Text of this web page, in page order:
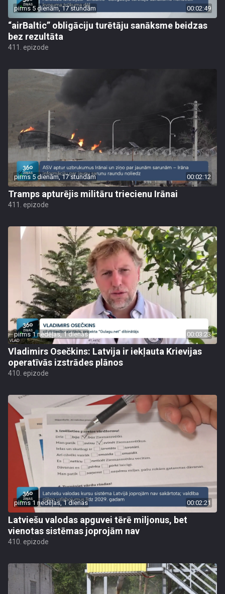
pirms 5 dienām, 17 stundām 00:02:49
“airBaltic” obligāciju turētāju sanāksme beidzas
bez rezultāta
411. epizode
pirms 5 dienām, 17 stundām 00:02:12
Tramps apturējis militāru triecienu Irānai
411. epizode
pirms 1 nedēļas, 1 dienas 00:03:23
Vladimirs Osečkins: Latvija ir iekļauta Krievijas
operatīvās izstrādes plānos
410. epizode
pirms 1 nedēļas, 1 dienas 00:02:21
Latviešu valodas apguvei tērē miljonus, bet
vienotas sistēmas joprojām nav
410. epizode